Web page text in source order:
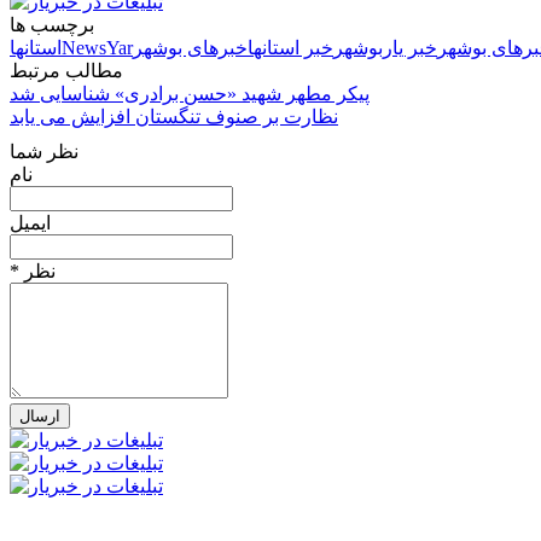
برچسب ها
استانها NewsYar بوشهر خبر یار بوشهر خبر استانهاخبرهای بوشهر
مطالب مرتبط
پیکر مطهر شهید «حسن برادری» شناسایی شد
نظارت بر صنوف تنگستان افزایش می یابد
نظر شما
نام
ایمیل
* نظر